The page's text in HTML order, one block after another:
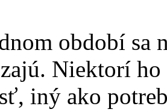
období sa
Niektorí
iný ako